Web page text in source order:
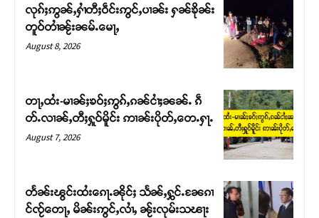
တႃႇႁႂ်ႈသဵင်ၵၢင်ၸႂ်ၵူၼ်းမိူင်း ၵူႈတီႈၵူႈလႅၼ်ပေႃးတေၸွ
တ်ႇ တူဝ်ႈလုမ်ႈၾႃႉၼၼ်ႉ ၶဝ်ႈႁူမ်ႈၵမ်ႉထႅမ် ၸုမ်းၶၢ
ဝ်ႇၽူႈတွႆႇႁွၵ်ႈ လႆႈယူႇၶႃႈဢေႃႈ။
လုၵ်ႈဢွၼ်ႇႁၢႆတီႈဝဵင်းဢွင်ႇပၢၼ်း ႁၼ်ၶိုၼ်း
တူဝ်တၢႆၼႂ်းၼမ်ႉမေႃႇ
August 8, 2026
တႃႇထႆး-မၢၼ်ႈၶဝ်ႈဢွၵ်ႇၵၼ်ငၢႆႈၼၼ်ႉ ၵဵ
တ်ႉလၢၼ်ႇတီႈႁူဝ်မိူင်း ဢၢၼ်းပိုတ်ႇတေႉႁႃႉ
August 7, 2026
တႅၼ်းၽွင်းထႆးၵေႃႉၼိုင်ႈ သႅၼ်ႇႁွင်ႉၼႄၵၢ
င်ၸႂ်တေႃႇ မိၼ်းဢွင်ႇလၢႆႇ ၼႂ်းလုမ်းသၽႃး